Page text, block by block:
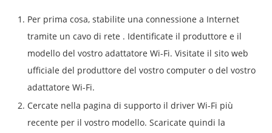
Per prima cosa, stabilite una connessione a Internet
tramite un cavo di rete . Identificate il produttore e il
modello del vostro adattatore Wi-Fi. Visitate il sito web
ufficiale del produttore del vostro computer o del vostro
adattatore Wi-Fi.
Cercate nella pagina di supporto il driver Wi-Fi più
recente per il vostro modello. Scaricate quindi la